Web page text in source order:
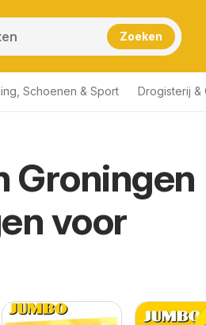
Zoeken
Schoenen & Sport Drogisterij &
Groningen
voor